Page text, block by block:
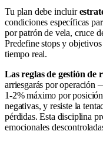
Tu plan debe incluir
condiciones específicas
por patrón de vela, cruce
Predefine stops y
tiempo real.
Las reglas de gestión de
arriesgarás por operación
1-2% máximo por
negativas, y resiste la
pérdidas. Esta disciplina
emocionales